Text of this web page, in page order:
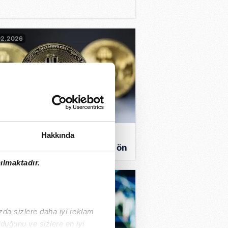
Hakkında
sizlere daha iyi reklam
ve sizlere en iyi
satış baskısı
Risk algısı yeniden ön